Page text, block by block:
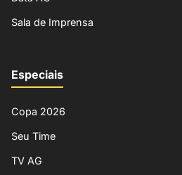
Sala de Imprensa
Especiais
Copa 2026
Seu Time
TV AG